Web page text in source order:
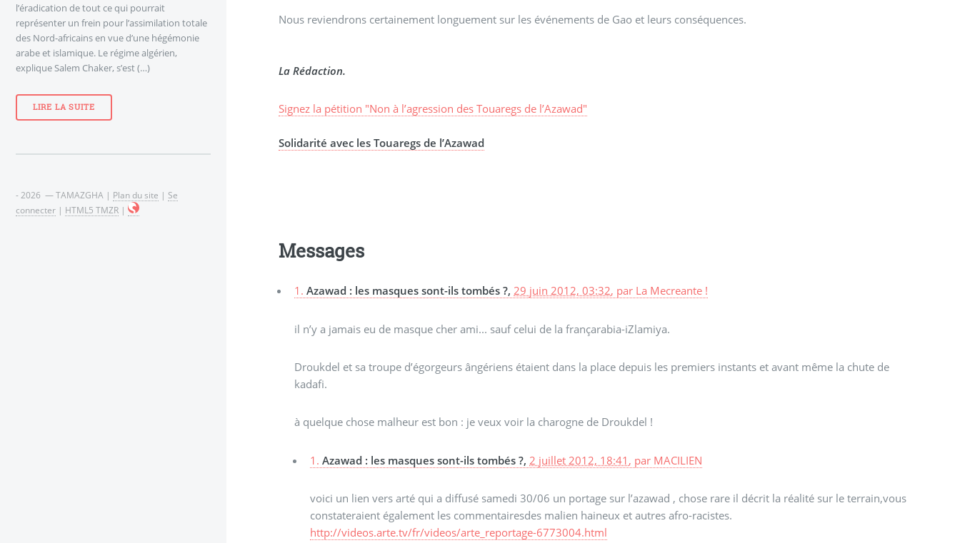
Nous reviendrons certainement longuement sur les événements de Gao et leurs conséquences.
La Rédaction.
Signez la pétition "Non à l’agression des Touaregs de l’Azawad"
Solidarité avec les Touaregs de l’Azawad
Messages
1. Azawad : les masques sont-ils tombés ?,29 juin 2012, 03:32, par La Mecreante !
il n’y a jamais eu de masque cher ami... sauf celui de la françarabia-iZlamiya.
Droukdel et sa troupe d’égorgeurs ângériens étaient dans la place depuis les premiers instants et avant même la chute de
kadafi.
à quelque chose malheur est bon : je veux voir la charogne de Droukdel !
1. Azawad : les masques sont-ils tombés ?, 2 juillet 2012, 18:41 , par MACILIEN
voici un lien vers arté qui a diffusé samedi 30/06 un portage sur l’azawad , chose rare il décrit la réalité sur le terrain,vous
constateraient également les commentairesdes malien haineux et autres afro-racistes.
http://videos.arte.tv/fr/videos/arte_reportage-6773004.html
l’éradication de tout ce qui pourrait
représenter un frein pour l’assimilation totale
des Nord-africains en vue d’une hégémonie
arabe et islamique. Le régime algérien,
explique Salem Chaker, s’est (…)
LIRE LA SUITE
- 2026 — TAMAZGHA | Plan du site | Se
connecter | HTML5 TMZR |